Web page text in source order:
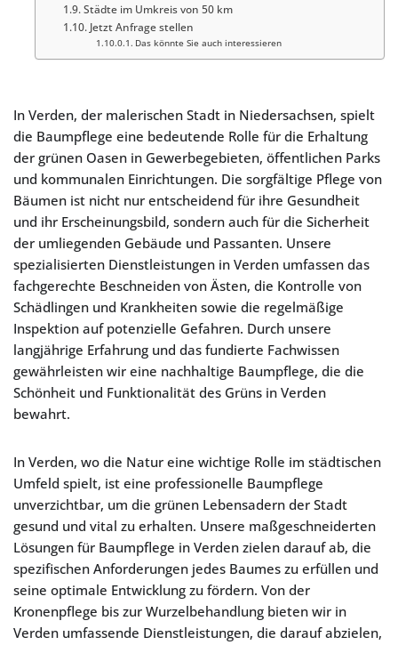
Städte im Umkreis von 50 km
Jetzt Anfrage stellen
Das könnte Sie auch interessieren
In Verden, der malerischen Stadt in Niedersachsen, spielt
die Baumpflege eine bedeutende Rolle für die Erhaltung
der grünen Oasen in Gewerbegebieten, öffentlichen Parks
und kommunalen Einrichtungen. Die sorgfältige Pflege von
Bäumen ist nicht nur entscheidend für ihre Gesundheit
und ihr Erscheinungsbild, sondern auch für die Sicherheit
der umliegenden Gebäude und Passanten. Unsere
spezialisierten Dienstleistungen in Verden umfassen das
fachgerechte Beschneiden von Ästen, die Kontrolle von
Schädlingen und Krankheiten sowie die regelmäßige
Inspektion auf potenzielle Gefahren. Durch unsere
langjährige Erfahrung und das fundierte Fachwissen
gewährleisten wir eine nachhaltige Baumpflege, die die
Schönheit und Funktionalität des Grüns in Verden
bewahrt.
In Verden, wo die Natur eine wichtige Rolle im städtischen
Umfeld spielt, ist eine professionelle Baumpflege
unverzichtbar, um die grünen Lebensadern der Stadt
gesund und vital zu erhalten. Unsere maßgeschneiderten
Lösungen für Baumpflege in Verden zielen darauf ab, die
spezifischen Anforderungen jedes Baumes zu erfüllen und
seine optimale Entwicklung zu fördern. Von der
Kronenpflege bis zur Wurzelbehandlung bieten wir in
Verden umfassende Dienstleistungen, die darauf abzielen,